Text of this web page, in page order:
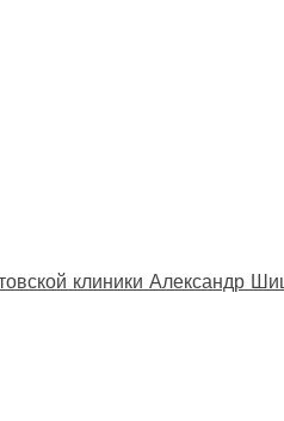
клиники Александр